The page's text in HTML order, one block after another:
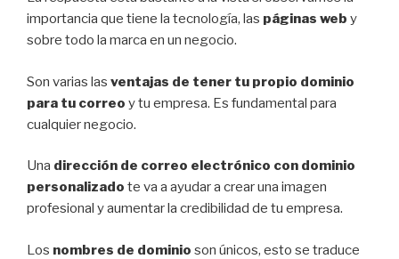
importancia que tiene la tecnología, las páginas web y
sobre todo la marca en un negocio.
Son varias las ventajas de tener tu propio dominio
para tu correo y tu empresa. Es fundamental para
cualquier negocio.
Una dirección de correo electrónico con dominio
personalizado te va a ayudar a crear una imagen
profesional y aumentar la credibilidad de tu empresa.
Los nombres de dominio son únicos, esto se traduce